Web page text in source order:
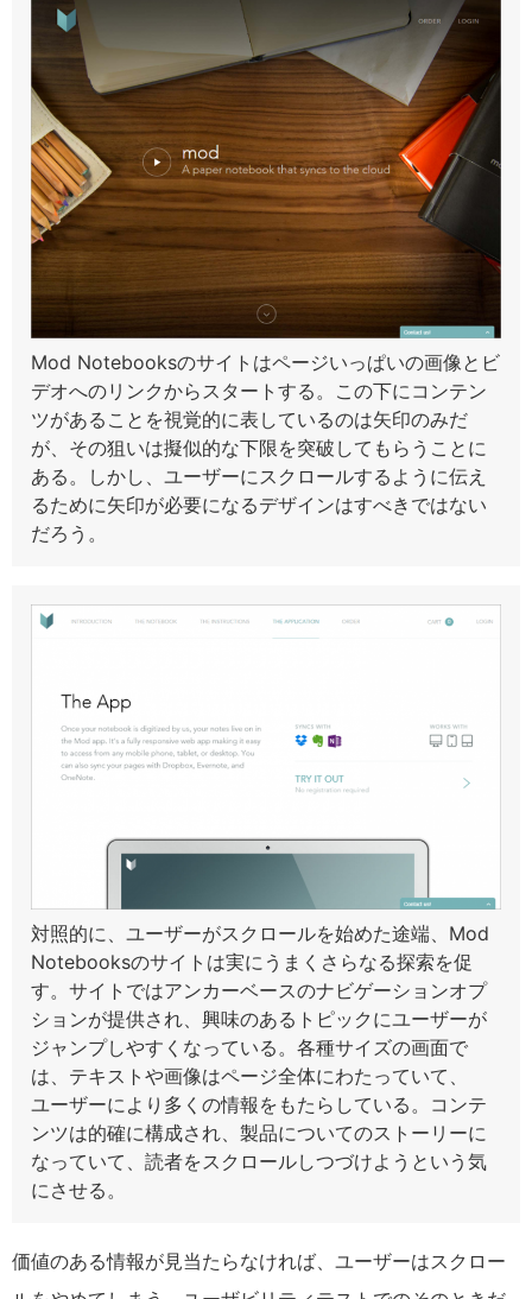
Mod Notebooksのサイトはページいっぱいの画像とビ
デオへのリンクからスタートする。この下にコンテン
ツがあることを視覚的に表しているのは矢印のみだ
が、その狙いは擬似的な下限を突破してもらうことに
ある。しかし、ユーザーにスクロールするように伝え
るために矢印が必要になるデザインはすべきではない
だろう。
対照的に、ユーザーがスクロールを始めた途端、Mod
Notebooksのサイトは実にうまくさらなる探索を促
す。サイトではアンカーベースのナビゲーションオプ
ションが提供され、興味のあるトピックにユーザーが
ジャンプしやすくなっている。各種サイズの画面で
は、テキストや画像はページ全体にわたっていて、
ユーザーにより多くの情報をもたらしている。コンテ
ンツは的確に構成され、製品についてのストーリーに
なっていて、読者をスクロールしつづけようという気
にさせる。
価値のある情報が見当たらなければ、ユーザーはスクロー